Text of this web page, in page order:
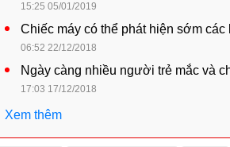
15:25 05/01/2019
Chiếc máy có thể phát hiện sớm
06:52 22/12/2018
Ngày càng nhiều người trẻ mắc và
17:03 17/12/2018
Xem thêm